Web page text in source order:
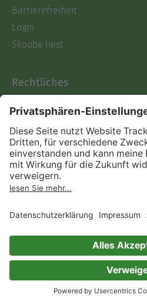
Barrierefreiheit
Login
Skoobe liest
Rechtliches
AGB
Informationen nach Data
Act
Verträge hier kündigen
Impressum
Immer ein